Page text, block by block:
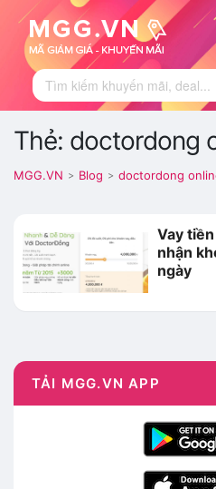
Thẻ: doctordong
MGG.VN > Blog > doctordong
Vay
nhận
ngày
TẢI MGG.VN APP